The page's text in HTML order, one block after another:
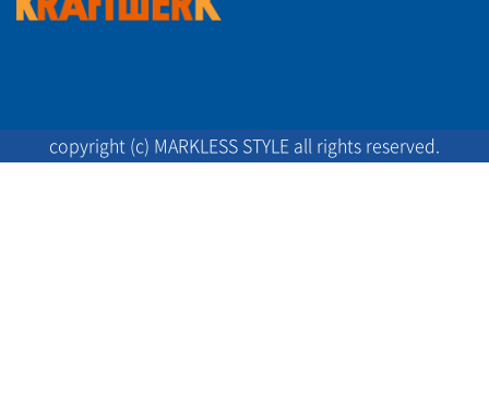
copyright (c) MARKLESS STYLE all rights reserved.